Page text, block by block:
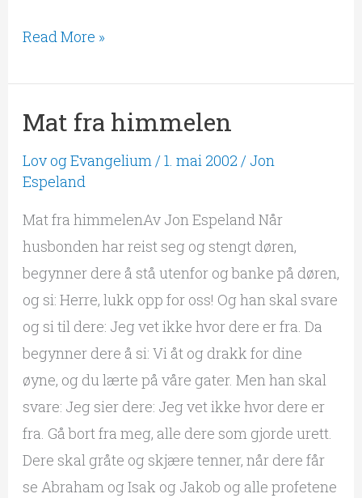
Read More »
Mat fra himmelen
Lov og Evangelium/1. mai 2002 / Jon
Espeland
Mat fra himmelenAv Jon Espeland Når
husbonden har reist seg og stengt døren,
begynner dere å stå utenfor og banke på døren,
og si: Herre, lukk opp for oss! Og han skal svare
og si til dere: Jeg vet ikke hvor dere er fra. Da
begynner dere å si: Vi åt og drakk for dine
øyne, og du lærte på våre gater. Men han skal
svare: Jeg sier dere: Jeg vet ikke hvor dere er
fra. Gå bort fra meg, alle dere som gjorde urett.
Dere skal gråte og skjære tenner, når dere får
se Abraham og Isak og Jakob og alle profetene
Mat
himmelen